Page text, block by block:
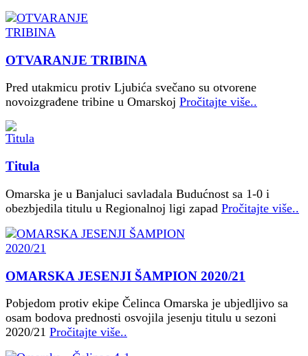
OTVARANJE TRIBINA
Pred utakmicu protiv Ljubića svečano su otvorene
novoizgrađene tribine u Omarskoj Pročitajte više..
Titula
Omarska je u Banjaluci savladala Budućnost sa 1-0 i
obezbjedila titulu u Regionalnoj ligi zapad Pročitajte više..
OMARSKA JESENJI ŠAMPION 2020/21
Pobjedom protiv ekipe Čelinca Omarska je ubjedljivo sa
osam bodova prednosti osvojila jesenju titulu u sezoni
2020/21 Pročitajte više..